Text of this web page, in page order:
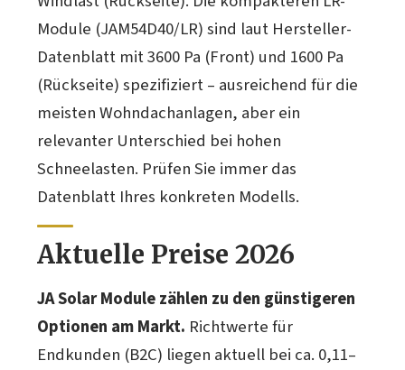
Module (JAM54D40/LR) sind laut Hersteller-
Datenblatt mit 3600 Pa (Front) und 1600 Pa
(Rückseite) spezifiziert – ausreichend für die
meisten Wohndachanlagen, aber ein
relevanter Unterschied bei hohen
Schneelasten. Prüfen Sie immer das
Datenblatt Ihres konkreten Modells.
Aktuelle Preise 2026
JA Solar Module zählen zu den günstigeren
Optionen am Markt. Richtwerte für
Endkunden (B2C) liegen aktuell bei ca. 0,11–